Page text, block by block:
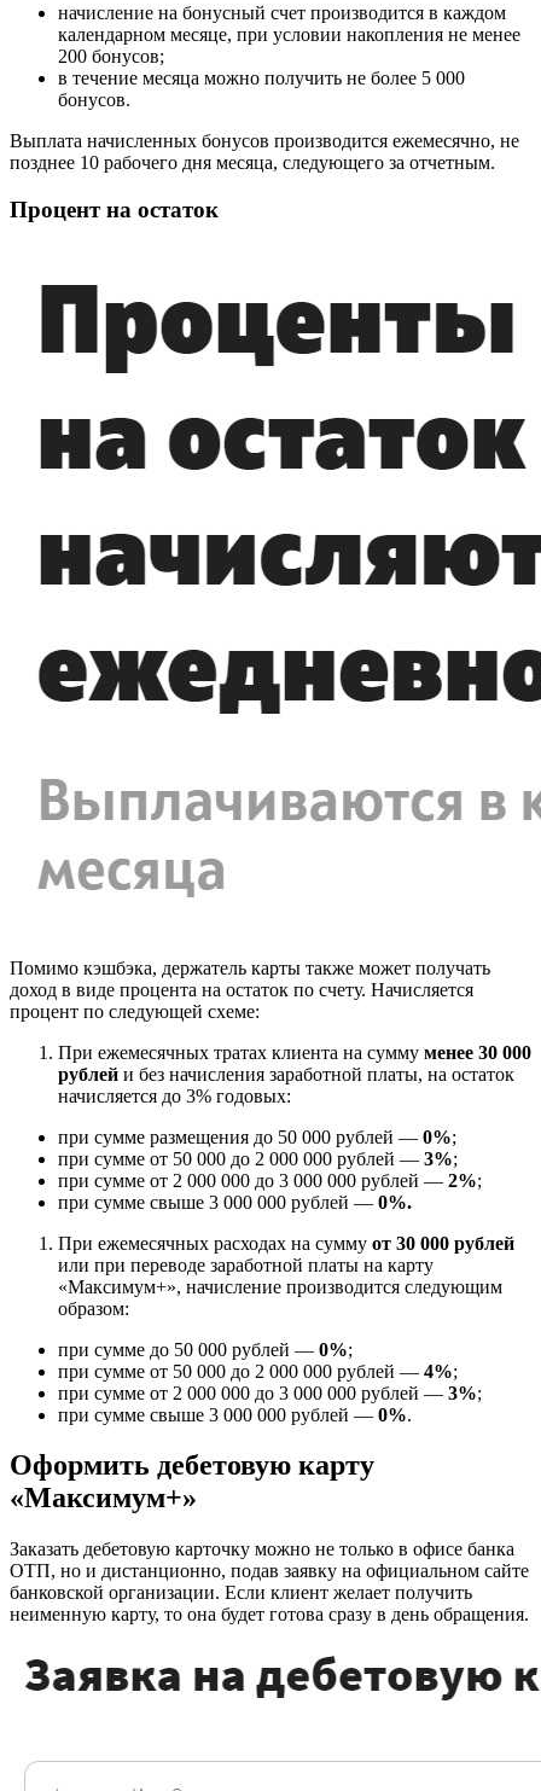
начисление на бонусный счет производится в каждом
календарном месяце, при условии накопления не менее
200 бонусов;
в течение месяца можно получить не более 5 000
бонусов.
Выплата начисленных бонусов производится ежемесячно, не
позднее 10 рабочего дня месяца, следующего за отчетным.
Процент на остаток
Помимо кэшбэка, держатель карты также может получать
доход в виде процента на остаток по счету. Начисляется
процент по следующей схеме:
При ежемесячных тратах клиента на сумму менее 30 000
рублей и без начисления заработной платы, на остаток
начисляется до 3% годовых:
при сумме размещения до 50 000 рублей — 0%;
при сумме от 50 000 до 2 000 000 рублей — 3%;
при сумме от 2 000 000 до 3 000 000 рублей — 2%;
при сумме свыше 3 000 000 рублей — 0%.
При ежемесячных расходах на сумму от 30 000 рублей
или при переводе заработной платы на карту
«Максимум+», начисление производится следующим
образом:
при сумме до 50 000 рублей — 0%;
при сумме от 50 000 до 2 000 000 рублей — 4%;
при сумме от 2 000 000 до 3 000 000 рублей — 3%;
при сумме свыше 3 000 000 рублей — 0%.
Оформить дебетовую карту
«Максимум+»
Заказать дебетовую карточку можно не только в офисе банка
ОТП, но и дистанционно, подав заявку на официальном сайте
банковской организации. Если клиент желает получить
неименную карту, то она будет готова сразу в день обращения.